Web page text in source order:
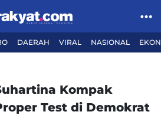
DAERAH VIRAL NASIONAL
Kompak
Test di Demokrat